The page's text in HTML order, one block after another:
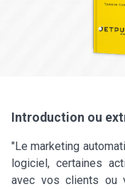
Introduction ou
"Le marketing
logiciel, certaines
avec vos clients ou